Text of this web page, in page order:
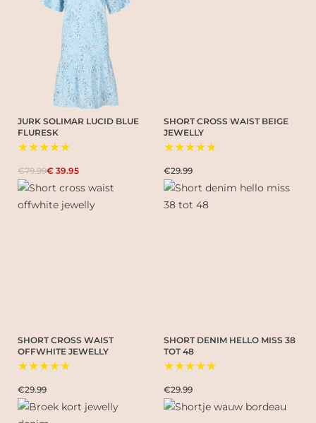
JURK SOLIMAR LUCID BLUE
FLURESK
★★★★★
€79.99€ 39.95
SHORT CROSS WAIST BEIGE
JEWELLY
★★★★★
€29.99
SHORT CROSS WAIST
OFFWHITE JEWELLY
★★★★★
€29.99
SHORT DENIM HELLO MISS 38
TOT 48
★★★★★
€29.99